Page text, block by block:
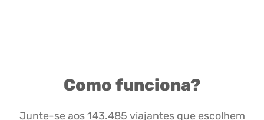
Como funciona?
Junte-se aos 143.485 viajantes que escolhem